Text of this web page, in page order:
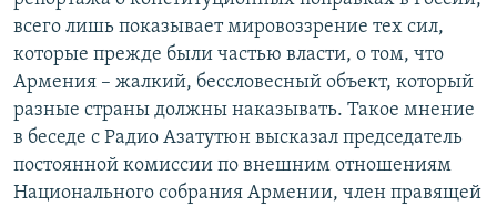
всего лишь показывает мировоззрение тех сил,
которые прежде были частью власти, о том, что
Армения – жалкий, бессловесный объект, который
разные страны должны наказывать. Такое мнение
в беседе с Радио Азатутюн высказал председатель
постоянной комиссии по внешним отношениям
Национального собрания Армении, член правящей